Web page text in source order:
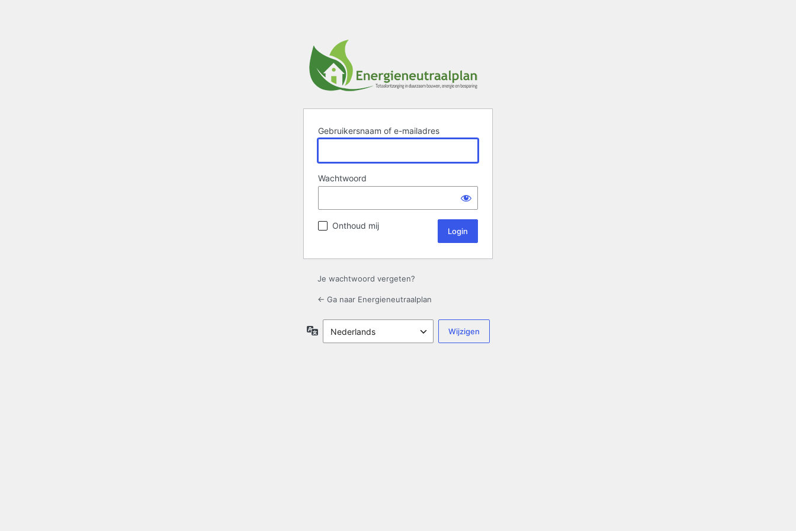
Gebruikersnaam of e-mailadres
Wachtwoord
Onthoud mij
Je wachtwoord vergeten?
← Ga naar Energieneutraalplan
Taal